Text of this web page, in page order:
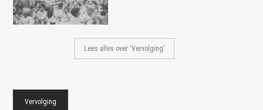
Lees alles over 'Vervolging'
Vervolging